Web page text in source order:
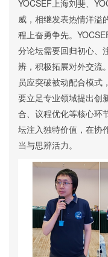
YOCSEF上海刘斐 、
威， 相继发表热情洋溢
程上奋勇争先。
分论坛需要回归初心、
辨，积极拓展对外交流
员应突破被动配合模式
要立足专业领域提出创
合、议程优化等核心环
坛注入独特价值，在协
当与思辨活力。